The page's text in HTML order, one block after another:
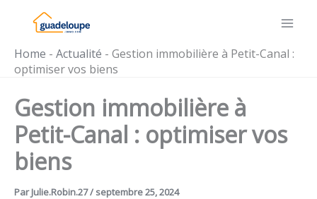
Home - Actualité - Gestion immobilière à Petit-Canal :
optimiser vos biens
Gestion immobilière à
Petit-Canal : optimiser vos
biens
ParJulie.Robin.27/ septembre 25, 2024